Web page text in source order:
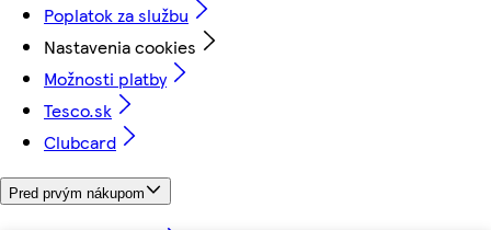
Poplatok za službu
Nastavenia cookies
Možnosti platby
Tesco.sk
Clubcard
Pred prvým nákupom